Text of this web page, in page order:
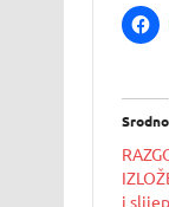
Srodno
i